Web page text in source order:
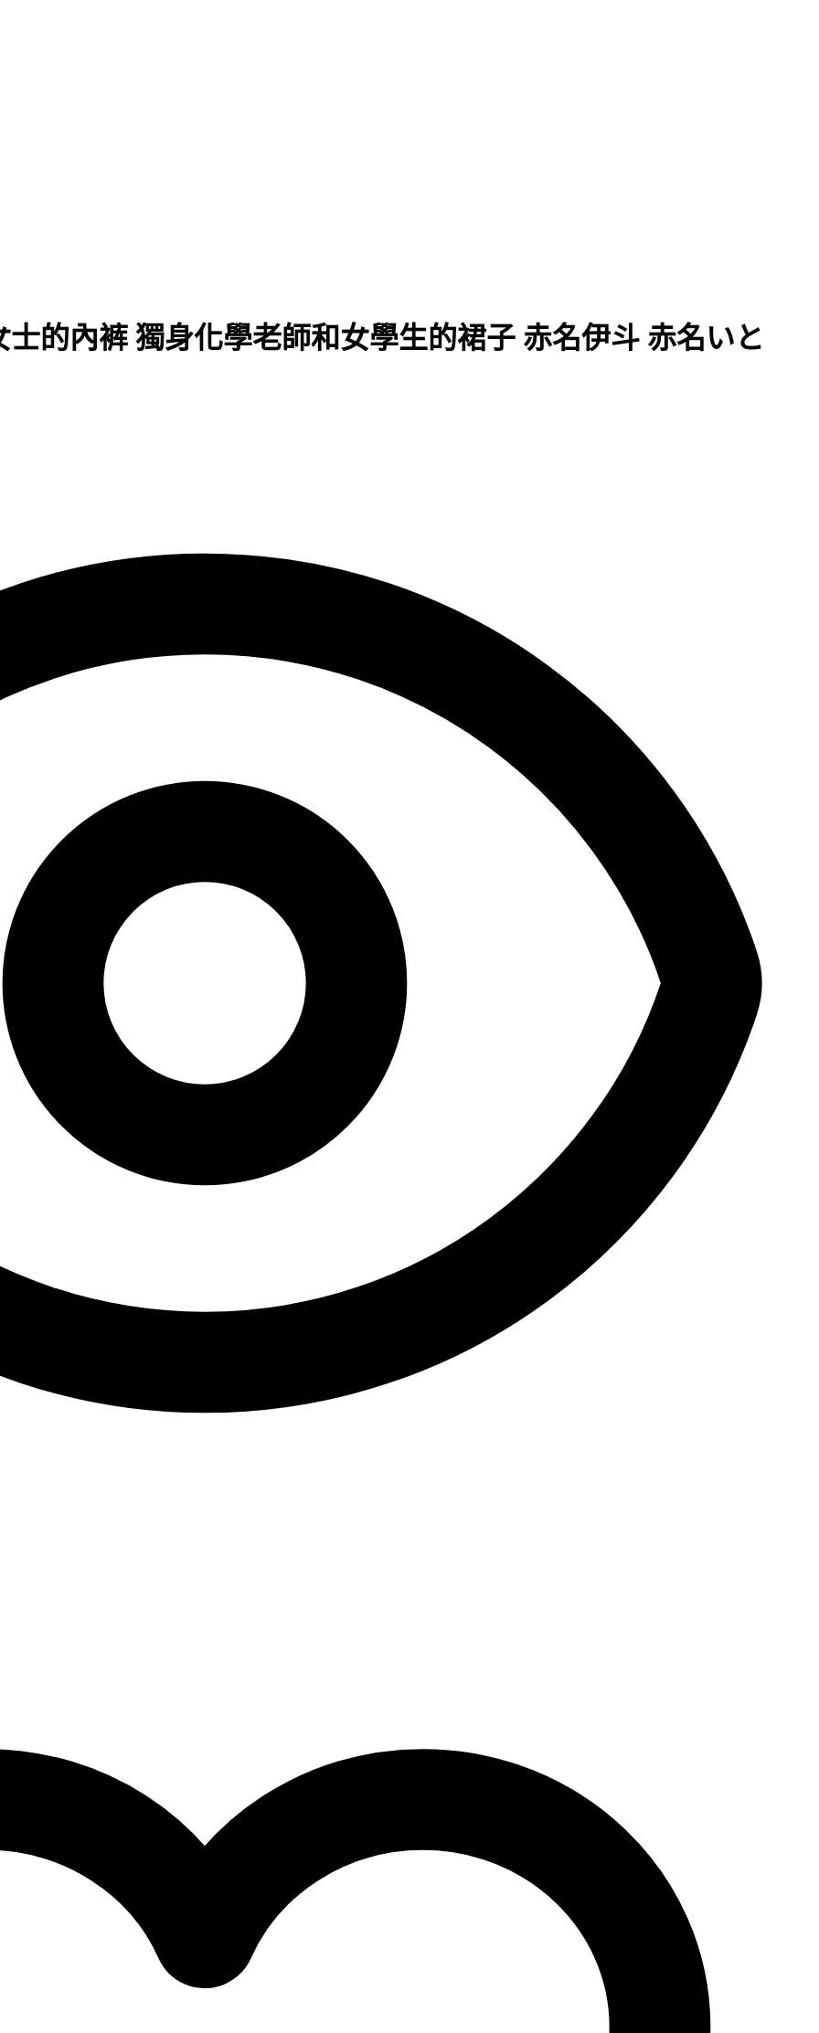
的內裤 獨身化學老師和女學生的裙子 赤名伊斗 赤名いと